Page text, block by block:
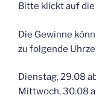
Bitte klickt auf
Die Gewinne
zu folgende
Dienstag, 29.08
Mittwoch, 30.08